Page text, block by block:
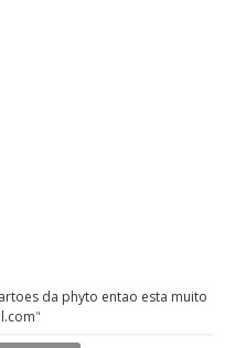
da phyto entao esta muito
"